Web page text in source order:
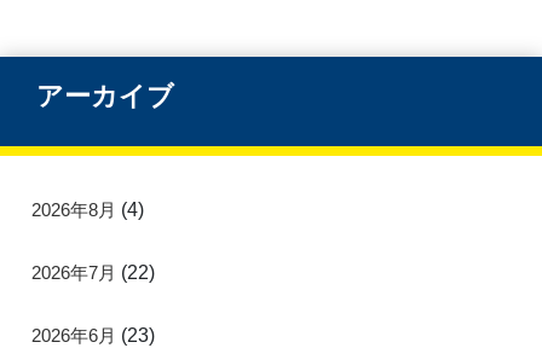
アーカイブ
2026年8月 (4)
2026年7月 (22)
2026年6月 (23)